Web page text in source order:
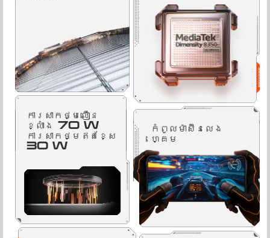
ការសាកថ្មលឿន
ខ្លាំង 70 W
ការសាកថ្មឥតខ្សែ
30 W
កំពូលម៉ាស៊ីនលេង
ហ្គេម